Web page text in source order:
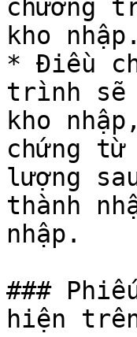
chương
kho nhập.
* Điều
trình sẽ
kho
chứng
lượng
thành
nhập.
###
hiện